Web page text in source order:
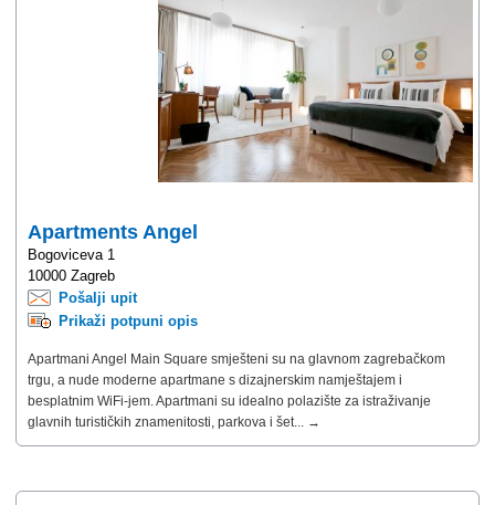
Apartments Angel
Bogoviceva 1
10000 Zagreb
Pošalji upit
Prikaži potpuni opis
Apartmani Angel Main Square smješteni su na glavnom zagrebačkom
trgu, a nude moderne apartmane s dizajnerskim namještajem i
besplatnim WiFi-jem. Apartmani su idealno polazište za istraživanje
glavnih turističkih znamenitosti, parkova i šet... →